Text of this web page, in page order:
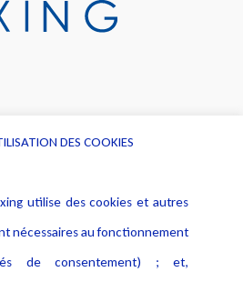
DES COOKIES
utilise des cookies et autres
nécessaires au fonctionnement
de consentement) ; et,